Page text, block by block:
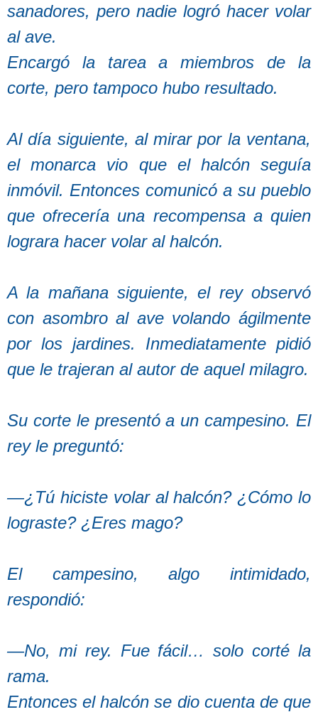
sanadores, pero nadie logró hacer volar
al ave.
Encargó la tarea a miembros de la
corte, pero tampoco hubo resultado.
Al día siguiente, al mirar por la ventana,
el monarca vio que el halcón seguía
inmóvil. Entonces comunicó a su pueblo
que ofrecería una recompensa a quien
lograra hacer volar al halcón.
A la mañana siguiente, el rey observó
con asombro al ave volando ágilmente
por los jardines. Inmediatamente pidió
que le trajeran al autor de aquel milagro.
Su corte le presentó a un campesino. El
rey le preguntó:
—¿Tú hiciste volar al halcón? ¿Cómo lo
lograste? ¿Eres mago?
El campesino, algo intimidado,
respondió:
—No, mi rey. Fue fácil… solo corté la
rama.
Entonces el halcón se dio cuenta de que